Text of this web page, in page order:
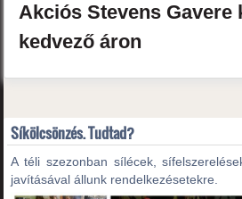
AkciósStevens Gavere
kedvező áron
Síkölcsönzés. Tudtad?
A téli szezonban sílécek,
javításával állunk rendelkezésetekre.